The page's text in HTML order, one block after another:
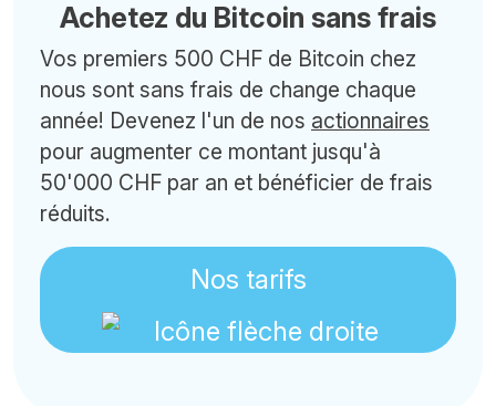
Achetez du Bitcoin sans frais
Vos premiers 500 CHF de Bitcoin chez
nous sont sans frais de change chaque
année! Devenez l'un de nos actionnaires
pour augmenter ce montant jusqu'à
50'000 CHF par an et bénéficier de frais
réduits.
Nos tarifs